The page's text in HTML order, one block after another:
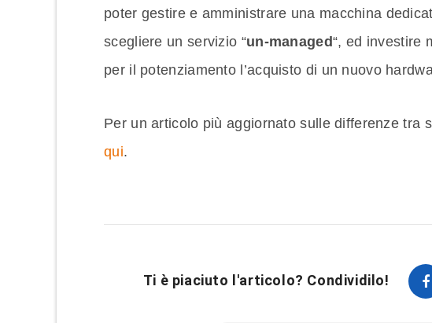
poter gestire e amministrare una macchina
scegliere un servizio “un-managed“, ed investire
per il potenziamento l’acquisto di un nuovo
Per un articolo più aggiornato sulle differenze tra
qui.
Ti è piaciuto l'articolo? Condividilo!